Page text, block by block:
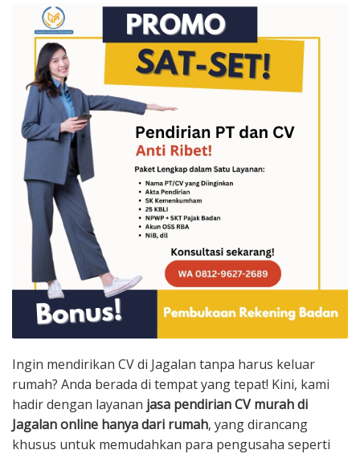
Ingin mendirikan CV di Jagalan tanpa harus keluar
rumah? Anda berada di tempat yang tepat! Kini, kami
hadir dengan layanan jasa pendirian CV murah di
Jagalan online hanya dari rumah, yang dirancang
khusus untuk memudahkan para pengusaha seperti